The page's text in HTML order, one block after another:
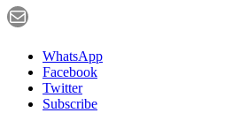
Correo electrónico
WhatsApp
Facebook
Twitter
Subscribe